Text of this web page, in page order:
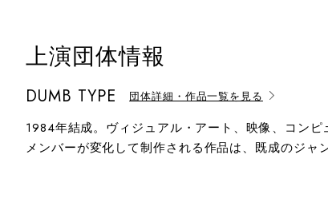
上演団体情報
DUMB TYPE 団体詳細・作品一覧を見る
1984年結成。ヴィジュアル・アート、映像、コン
メンバーが変化して制作される作品は、既成のジャ